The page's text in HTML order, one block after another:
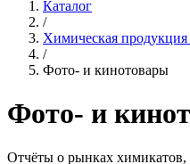
Каталог
/
Химическая
/
Фото- и кинотовары
Фото- и
Отчёты о рынках